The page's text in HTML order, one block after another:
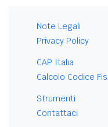
Note Legali
Privacy Policy
CAP Italia
Calcolo Codice
Strumenti
Contattaci